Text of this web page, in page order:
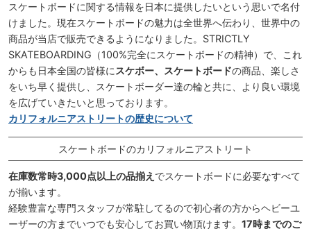
スケートボードに関する情報を日本に提供したいという思いで名付
けました。現在スケートボードの魅力は全世界へ伝わり、世界中の
商品が当店で販売できるようになりました。STRICTLY
SKATEBOARDING（100%完全にスケートボードの精神）で、これ
からも日本全国の皆様に スケボー、スケートボードの商品、楽しさ
をいち早く提供し、スケートボーダー達の輪と共に、より良い環境
を広げていきたいと思っております。
カリフォルニアストリートの歴史について
スケートボードのカリフォルニアストリート
在庫数常時3,000点以上の品揃え でスケートボードに必要なすべて
が揃います。
経験豊富な専門スタッフが常駐してるので初心者の方からヘビーユ
ーザーの方までいつでも安心してお買い物頂けます。 17時までのご